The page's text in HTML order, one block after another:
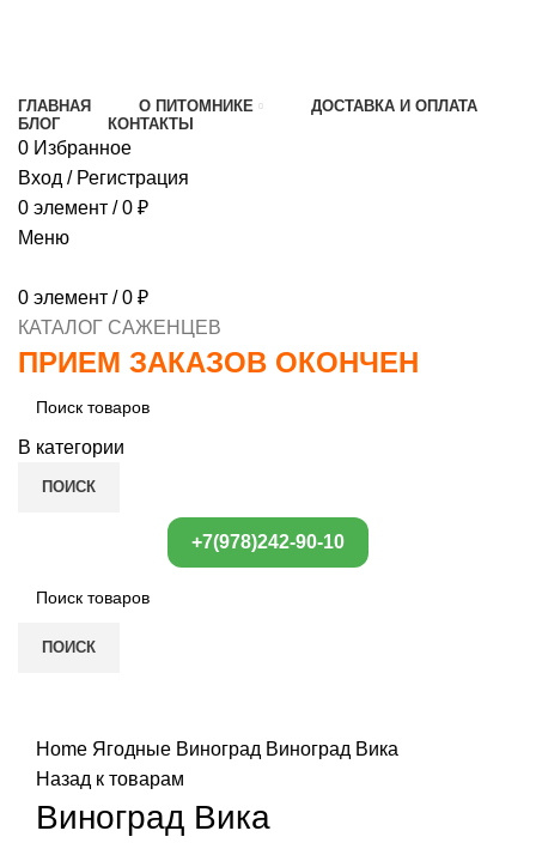
ГЛАВНАЯ О ПИТОМНИКЕ
ДОСТАВКА И ОПЛАТА
БЛОГ
КОНТАКТЫ
0 Избранное
Вход / Регистрация
0 элемент / 0 ₽
Меню
0 элемент / 0 ₽
КАТАЛОГ САЖЕНЦЕВ
ПРИЕМ ЗАКАЗОВ ОКОНЧЕН
В категории
ПОИСК
+7(978)242-90-10
ПОИСК
Home Ягодные Виноград Виноград Вика
Назад к товарам
Виноград Вика